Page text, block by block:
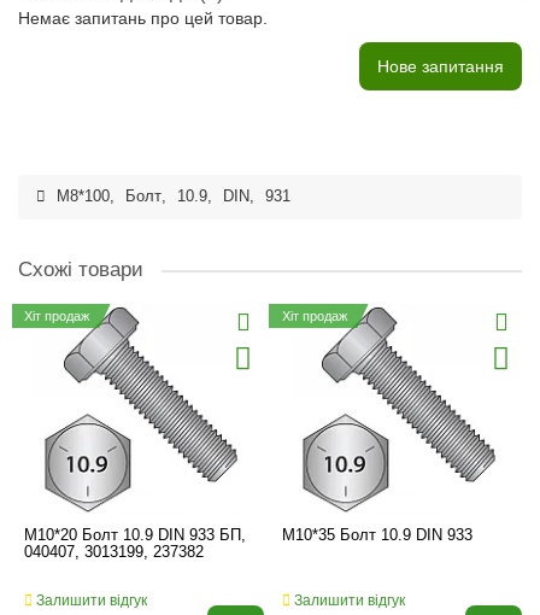
Немає запитань про цей товар.
Нове запитання
M8*100, Болт, 10.9, DIN, 931
Схожі товари
Хіт продаж
M10*20 Болт 10.9 DIN 933 БП,
040407, 3013199, 237382
Залишити відгук
Хіт продаж
M10*35 Болт 10.9 DIN 933
Залишити відгук